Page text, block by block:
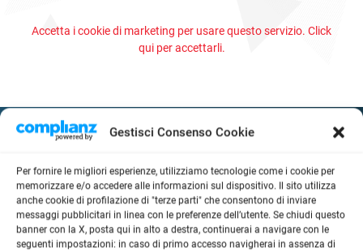
Gestisci Consenso Cookie
Per fornire le migliori esperienze, utilizziamo tecnologie come i cookie per
memorizzare e/o accedere alle informazioni sul dispositivo. Il sito utilizza
anche cookie di profilazione di "terze parti" che consentono di inviare
messaggi pubblicitari in linea con le preferenze dell’utente. Se chiudi questo
banner con la X, posta qui in alto a destra, continuerai a navigare con le
seguenti impostazioni: in caso di primo accesso navigherai in assenza di
Accetta i cookie di marketing per usare questo servizio. Click
qui per accettarli.
LO STUDIO
Studio Gaetano e Associati
Assistenza e consulenza in materia di organizzazione
aziendale e consulenza gestionale.